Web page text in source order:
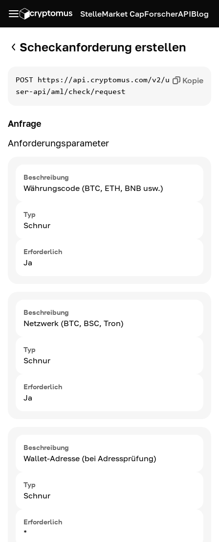
StelleMarket CapForscherAPIBlog
Scheckanforderung erstellen
POST
https://api.cryptomus.com/v2/u
ser-api/aml/check/request
Kopie
Anfrage
Anforderungsparameter
Beschreibung
Währungscode (BTC, ETH, BNB usw.)
Typ
Schnur
Erforderlich
Ja
Beschreibung
Netzwerk (BTC, BSC, Tron)
Typ
Schnur
Erforderlich
Ja
Beschreibung
Wallet-Adresse (bei Adressprüfung)
Typ
Schnur
Erforderlich
*